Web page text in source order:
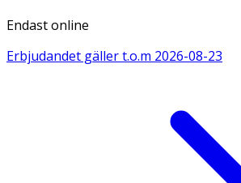
Endast online
Erbjudandet gäller t.o.m 2026-08-23